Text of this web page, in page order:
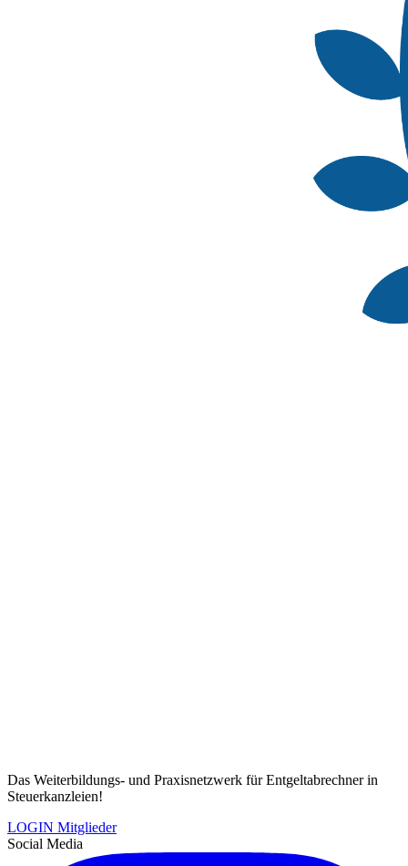
Das Weiterbildungs- und Praxisnetzwerk für Entgeltabrechner in
Steuerkanzleien!
LOGIN Mitglieder
Social Media